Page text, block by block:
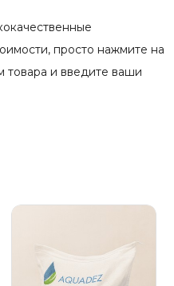
просто нажмите на
товара и введите ваши